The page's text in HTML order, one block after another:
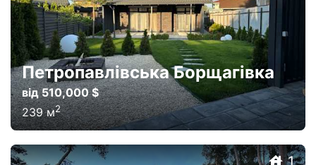
Петропавлівська Борщагівка
від 510,000 $
239м2
1